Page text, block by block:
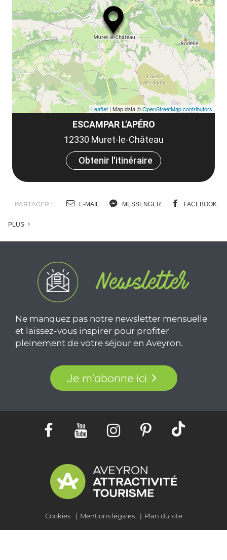
et
ESCAMPAR L'APÉRO
12330 Muret-le-Château
Obtenir l'itinéraire
Leaflet| Map data ©OpenStreetMap contributors
PARTAGER : E-MAIL MESSENGER FACEBOOK
PLUS
Ne manquez pas notre newsletter mensuelle
et laissez-vous inspirer pour profiter
pleinement de votre séjour en Aveyron.
Je m'abonne ici
Cookies Mentions légales Plan du site